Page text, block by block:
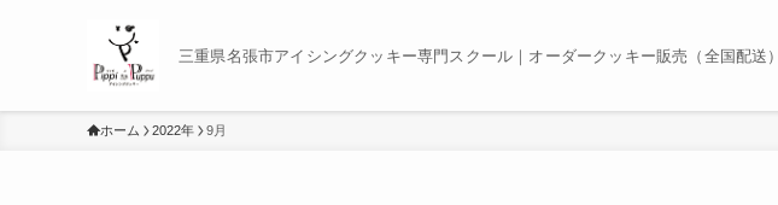
三重県名張市アイシングクッキー専門スクール｜オーダークッキー販売（全国配送）
ホーム 2022年 9月